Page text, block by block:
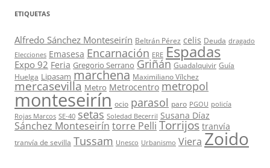
ETIQUETAS
Alfredo Sánchez Monteseirín Beltrán Pérez celis Deuda dragado
Elecciones Emasesa Encarnación ERE Espadas
Expo 92 Feria Gregorio Serrano Griñán Guadalquivir Guía
Huelga Lipasam marchena Maximiliano Vílchez
mercasevilla Metro Metrocentro metropol
monteseirín ocio parasol paro PGOU policía
Rojas Marcos SE-40 setas Soledad Becerril Susana Díaz
Sánchez Monteseirín torre Pelli Torrijos tranvía
tranvía de sevilla Tussam Unesco Urbanismo Viera Zoido